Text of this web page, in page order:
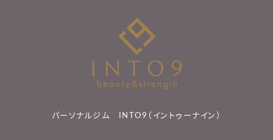
パーソナルジム INTO9（イントゥーナイン）